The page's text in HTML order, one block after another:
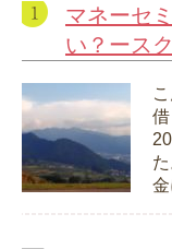
マネーセ
い？ース